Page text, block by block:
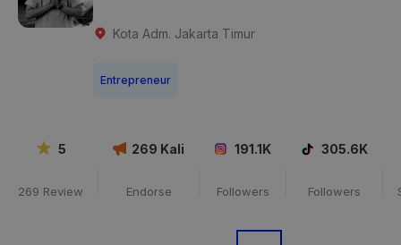
Kota Adm. Jakarta Timur
Entrepreneur
5
269 Review
269 Kali
Endorse
191.1K
Followers
305.6K
Followers